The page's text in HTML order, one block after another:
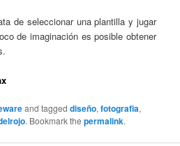
de seleccionar una plantilla y jugar
de imaginación es posible obtener
and taggeddiseño,fotografia,
. Bookmark thepermalink.